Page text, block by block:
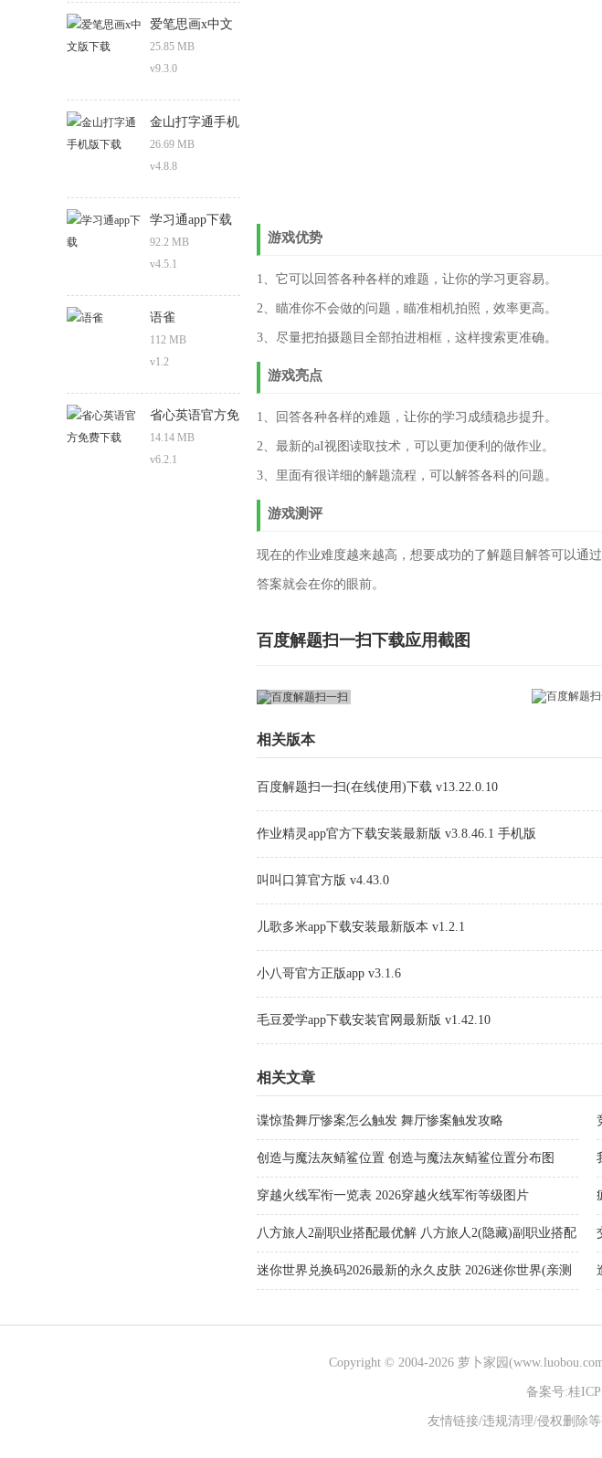
爱笔思画x中文
版下载
25.85 MB
v9.3.0
金山打字通手机
版下载
26.69 MB
v4.8.8
学习通app下载
92.2 MB
v4.5.1
语雀
112 MB
v1.2
省心英语官方免
费下载
14.14 MB
v6.2.1
游戏优势
1、它可以回答各种各样的难题，让你的学习更容易。
2、瞄准你不会做的问题，瞄准相机拍照，效率更高。
3、尽量把拍摄题目全部拍进相框，这样搜索更准确。
游戏亮点
1、回答各种各样的难题，让你的学习成绩稳步提升。
2、最新的aI视图读取技术，可以更加便利的做作业。
3、里面有很详细的解题流程，可以解答各科的问题。
游戏测评
现在的作业难度越来越高，想要成功的了解题目解答可以通
答案就会在你的眼前。
百度解题扫一扫下载应用截图
相关版本
百度解题扫一扫(在线使用)下载 v13.22.0.10
作业精灵app官方下载安装最新版 v3.8.46.1 手机版
叫叫口算官方版 v4.43.0
儿歌多米app下载安装最新版本 v1.2.1
小八哥官方正版app v3.1.6
毛豆爱学app下载安装官网最新版 v1.42.10
相关文章
谍惊蛰舞厅惨案怎么触发 舞厅惨案触发攻略
创造与魔法灰鲭鲨位置 创造与魔法灰鲭鲨位置分布图
穿越火线军衔一览表 2026穿越火线军衔等级图片
八方旅人2副职业搭配最优解 八方旅人2(隐藏)副职业搭配
选择推荐
迷你世界兑换码2026最新的永久皮肤 2026迷你世界(亲测
Copyright © 2004-2026 萝卜家园
备案号:桂ICP
友情链接/违规清理/侵权删除